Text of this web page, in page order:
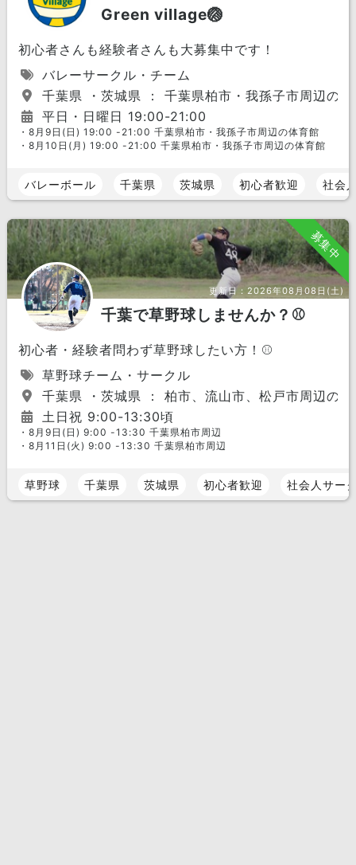
Green village🏐
初心者さんも経験者さんも大募集中です！
バレーサークル・チーム
千葉県 ・茨城県 ： 千葉県柏市・我孫子市周辺の
平日・日曜日 19:00-21:00
・8月9日(日) 19:00 -21:00 千葉県柏市・我孫子市周辺の体育館
・8月10日(月) 19:00 -21:00 千葉県柏市・我孫子市周辺の体育館
バレーボール 千葉県 茨城県 初心者歓迎 社会
募集中
更新日：2026年08月08日(土)
千葉で草野球しませんか？⚾️
初心者・経験者問わず草野球したい方！⚾️
草野球チーム・サークル
千葉県 ・茨城県 ： 柏市、流山市、松戸市周辺の
土日祝 9:00-13:30頃
・8月9日(日) 9:00 -13:30 千葉県柏市周辺
・8月11日(火) 9:00 -13:30 千葉県柏市周辺
草野球 千葉県 茨城県 初心者歓迎 社会人サー